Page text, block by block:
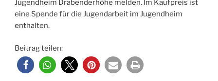
Jugendheim Drabenderhöhe melden. Im Kaufpreis ist
eine Spende für die Jugendarbeit im Jugendheim
enthalten.
Beitrag teilen: